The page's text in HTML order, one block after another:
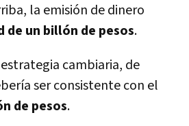
la emisión de dinero
de un billón de pesos.
cambiaria, de
ser consistente con el
de pesos.